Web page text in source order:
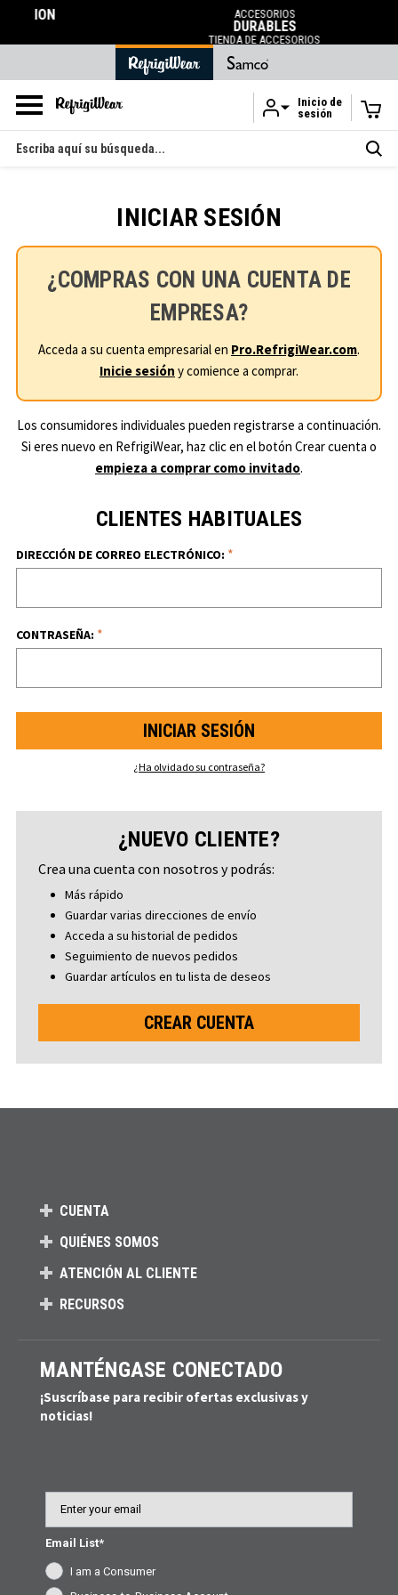
Ir al contenido principal
ACCESORIOS
DURABLES
TIENDA DE ACCESORIOS
Inicio de
sesión
Buscar
en
INICIAR SESIÓN
¿COMPRAS CON UNA CUENTA DE
EMPRESA?
Acceda a su cuenta empresarial en Pro.RefrigiWear.com.
Inicie sesión y comience a comprar.
Los consumidores individuales pueden registrarse a continuación.
Si eres nuevo en RefrigiWear, haz clic en el botón Crear cuenta o
empieza a comprar como invitado.
CLIENTES HABITUALES
DIRECCIÓN DE CORREO ELECTRÓNICO: *
CONTRASEÑA: *
¿Ha olvidado su contraseña?
¿NUEVO CLIENTE?
Crea una cuenta con nosotros y podrás:
Más rápido
Guardar varias direcciones de envío
Acceda a su historial de pedidos
Seguimiento de nuevos pedidos
Guardar artículos en tu lista de deseos
CREAR CUENTA
CUENTA
QUIÉNES SOMOS
ATENCIÓN AL CLIENTE
RECURSOS
MANTÉNGASE CONECTADO
¡Suscríbase para recibir ofertas exclusivas y
noticias!
Email List*
I am a Consumer